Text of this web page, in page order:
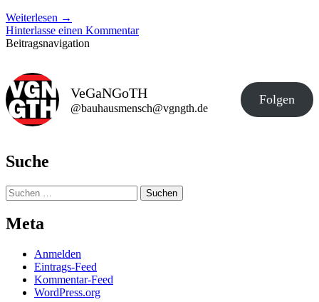
Weiterlesen →
Hinterlasse einen Kommentar
Beitragsnavigation
VeGaNGoTH
@bauhausmensch@vgngth.de
Folgen
Suche
Suchen
nach:
Meta
Anmelden
Eintrags-Feed
Kommentar-Feed
WordPress.org